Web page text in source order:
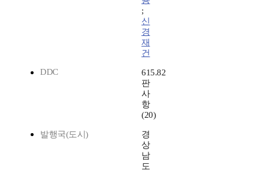
;
신
경
재
건
DDC
615.82
판
사
항
(20)
발행국(도시)
경
상
남
도